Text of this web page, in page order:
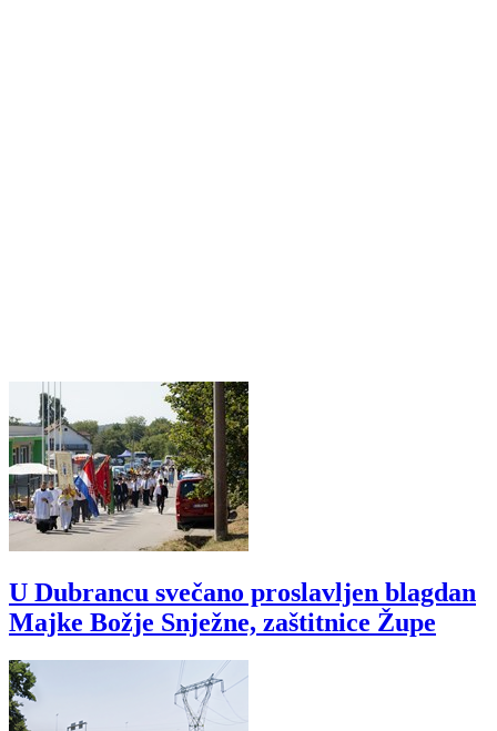
U Dubrancu svečano proslavljen blagdan
Majke Božje Snježne, zaštitnice Župe